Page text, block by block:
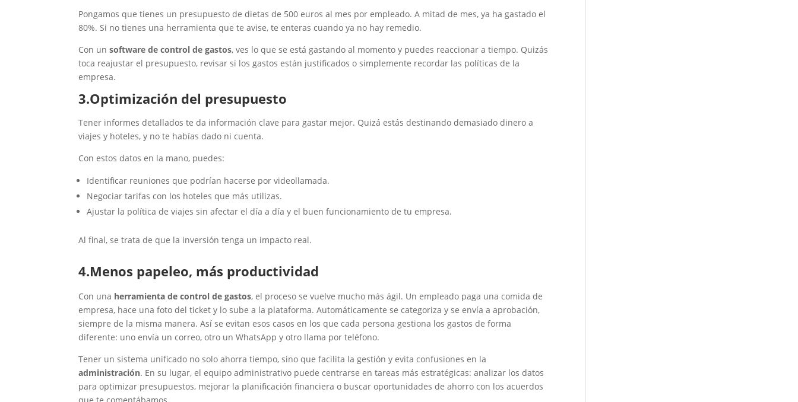
Pongamos que tienes un presupuesto de dietas de 500 euros al mes por empleado. A mitad de mes, ya ha gastado el
80%. Si no tienes una herramienta que te avise, te enteras cuando ya no hay remedio.
Con un software de control de gastos, ves lo que se está gastando al momento y puedes reaccionar a tiempo. Quizás
toca reajustar el presupuesto, revisar si los gastos están justificados o simplemente recordar las políticas de la
empresa.
3.Optimización del presupuesto
Tener informes detallados te da información clave para gastar mejor. Quizá estás destinando demasiado dinero a
viajes y hoteles, y no te habías dado ni cuenta.
Con estos datos en la mano, puedes:
Identificar reuniones que podrían hacerse por videollamada.
Negociar tarifas con los hoteles que más utilizas.
Ajustar la política de viajes sin afectar el día a día y el buen funcionamiento de tu empresa.
Al final, se trata de que la inversión tenga un impacto real.
4.Menos papeleo, más productividad
Con una herramienta de control de gastos, el proceso se vuelve mucho más ágil. Un empleado paga una comida de
empresa, hace una foto del ticket y lo sube a la plataforma. Automáticamente se categoriza y se envía a aprobación,
siempre de la misma manera. Así se evitan esos casos en los que cada persona gestiona los gastos de forma
diferente: uno envía un correo, otro un WhatsApp y otro llama por teléfono.
Tener un sistema unificado no solo ahorra tiempo, sino que facilita la gestión y evita confusiones en la
administración. En su lugar, el equipo administrativo puede centrarse en tareas más estratégicas: analizar los datos
para optimizar presupuestos, mejorar la planificación financiera o buscar oportunidades de ahorro con los acuerdos